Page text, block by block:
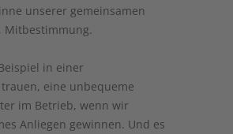
unserer gemeinsamen
Mitbestimmung.
in einer
eine unbequeme
im Betrieb, wenn wir
Anliegen gewinnen. Und es